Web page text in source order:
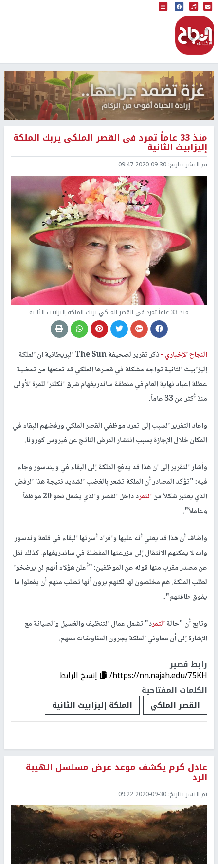
البث المباشر
إذاعة النجاح
منذ 33 عاماً تمرد في القصر الملكي يربك الملكة
إليزابيث الثانية
تم النشر بتاريخ: 2020-09-30 09:47
منذ 33 عاماً تمرد في القصر الملكي يربك الملكة إليزابيث الثانية
النجاح الإخباري -
ذكر تقرير لصحيفة The Sun البريطانية ان الملكة
إليزابيث الثانية تواجه مشكلة في قصرها الملكي قد تمنعها من تمضية
عطلة اعياد نهاية العام في منطقة ساندريغهام شرق انكلترا للمرة الأولى
منذ أكثر من 33 عاماً.
واعاد التقرير السبب إلى تمرد موظفي القصر الملكي ورفضهم البقاء في
المكان خلال الإجازة بسبب انتشار المرض الناتج عن فيروس كورونا.
وأشار التقرير إلى ان هذا قد يدفع الملكة إلى البقاء في ويندسور وجاء
فيه: "تؤكد المصادر أن الملكة تشعر بالغضب الشديد نتيجة هذا الرفض
الذي يعتبر شكلاً منالتمر
د داخل القصر والذي يشمل نحو 20 موظفاً
وعاملاً".
واضاف أن هذا قد يعني أنه عليها وافراد أسرتها البقاء في قلعة وندسور
وانه لا يمكنهم الانتقال إلى مزرعتها المفضلة في ساندريغهام. كذلك نقل
عن مصدر مقرب منها قوله عن الموظفين: "أعلن هؤلاء أنهم لن يرضخوا
لطلب الملكة. هم مخلصون لها لكنهم يرون أنها تطلب منهم أن يفعلوا ما
يفوق طاقتهم".
وتابع أن "حالةالتمرد" تشمل عمال التنظيف والغسيل والصيانة مع
الإشارة إلى أن معاوني الملكة يجرون المفاوضات معهم.
رابط قصير
https://nn.najah.edu/75KH/
إنسخ الرابط
الكلمات المفتاحية
القصر الملكي
الملكة إليزابيث الثانية
عادل كرم يكشف موعد عرض مسلسل الهيبة
الرد
تم النشر بتاريخ: 2020-09-30 09:22